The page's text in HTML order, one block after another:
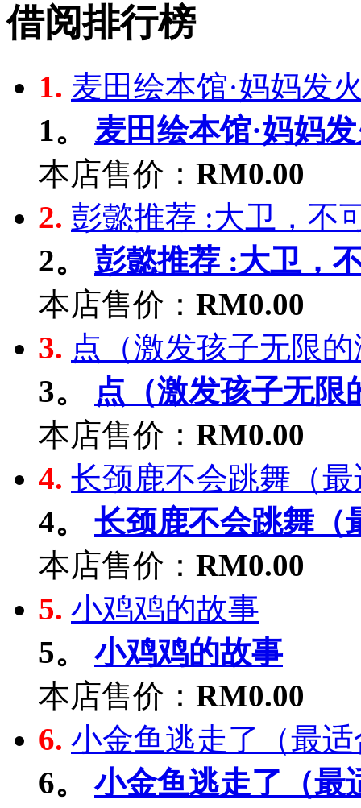
借阅排行榜
1. 麦田绘本馆·妈妈发
1。
麦田绘本馆·妈妈
本店售价： RM0.00
2. 彭懿推荐 :大卫，不
2。
彭懿推荐 :大卫，
本店售价： RM0.00
3. 点（激发孩子无限
3。
点（激发孩子无限
本店售价： RM0.00
4. 长颈鹿不会跳舞（
4。
长颈鹿不会跳舞（
本店售价： RM0.00
5. 小鸡鸡的故事
5。
小鸡鸡的故事
本店售价： RM0.00
6. 小金鱼逃走了（最
6。
小金鱼逃走了（最